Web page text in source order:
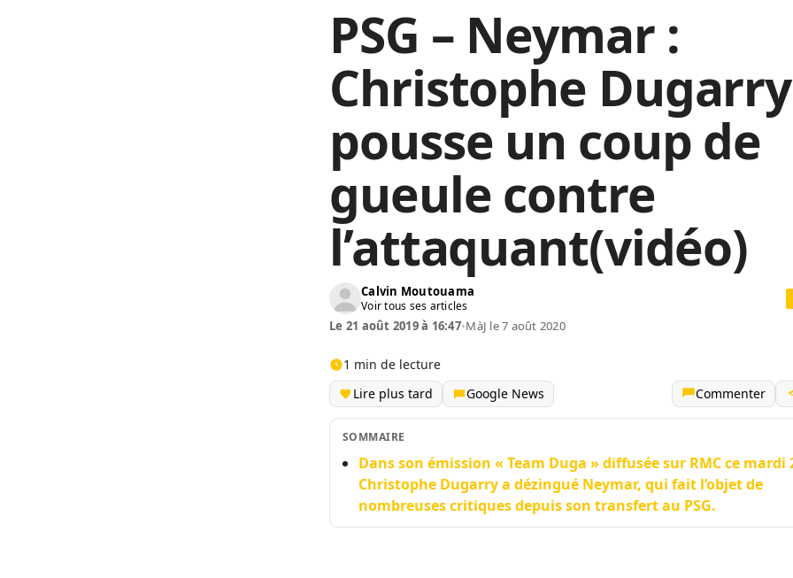
PSG – Neymar :
Christophe Dugarry
pousse un coup de
gueule contre
l’attaquant(vidéo)
Calvin Moutouama
Voir tous ses articles
Le 21 août 2019 à 16:47•MàJ le 7 août 2020
1 min de lecture
Lire plus tard
Google News Commenter
SOMMAIRE
Dans son émission « Team Duga » diffusée sur RMC ce mardi
Christophe Dugarry a dézingué Neymar, qui fait l’objet de
nombreuses critiques depuis son transfert au PSG.